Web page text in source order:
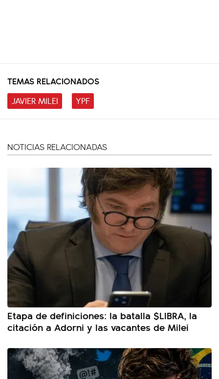
TEMAS RELACIONADOS
JAVIER MILEI
YPF
NOTICIAS RELACIONADAS
Etapa de definiciones: la batalla $LIBRA, la
citación a Adorni y las vacantes de Milei